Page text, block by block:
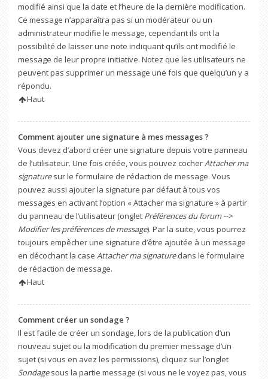
modifié ainsi que la date et l’heure de la dernière modification.
Ce message n’apparaîtra pas si un modérateur ou un
administrateur modifie le message, cependant ils ont la
possibilité de laisser une note indiquant qu’ils ont modifié le
message de leur propre initiative. Notez que les utilisateurs ne
peuvent pas supprimer un message une fois que quelqu’un y a
répondu.
Haut
Comment ajouter une signature à mes messages ?
Vous devez d’abord créer une signature depuis votre panneau
de l’utilisateur. Une fois créée, vous pouvez cocherAttacher ma
signaturesur le formulaire de rédaction de message. Vous
pouvez aussi ajouter la signature par défaut à tous vos
messages en activant l’option « Attacher ma signature » à partir
du panneau de l’utilisateur (onglet Préférences du forum -->
Modifier les préférences de message). Par la suite, vous pourrez
toujours empêcher une signature d’être ajoutée à un message
en décochant la case Attacher ma signaturedans le formulaire
de rédaction de message.
Haut
Comment créer un sondage ?
Il est facile de créer un sondage, lors de la publication d’un
nouveau sujet ou la modification du premier message d’un
sujet (si vous en avez les permissions), cliquez sur l’onglet
Sondagesous la partie message (si vous ne le voyez pas, vous